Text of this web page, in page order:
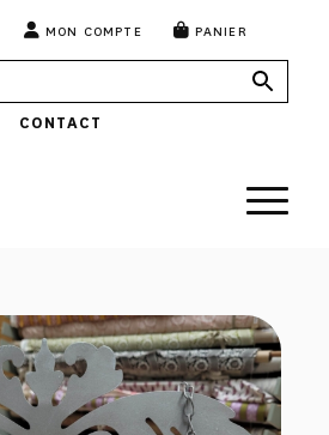
MON COMPTE PANIER
CONTACT